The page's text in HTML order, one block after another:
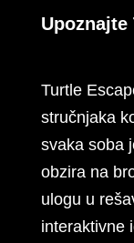
Upoznajte
Turtle
stručnjaka
svaka soba
obzira na
ulogu u
interaktivne